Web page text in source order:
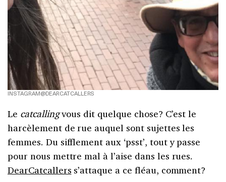
INSTAGRAM@DEARCATCALLERS
Le catcallingvous dit quelque chose? C’est le
harcèlement de rue auquel sont sujettes les
femmes. Du sifflement aux ‘psst’, tout y passe
pour nous mettre mal à l’aise dans les rues.
DearCatcallers s’attaque a ce fléau, comment?